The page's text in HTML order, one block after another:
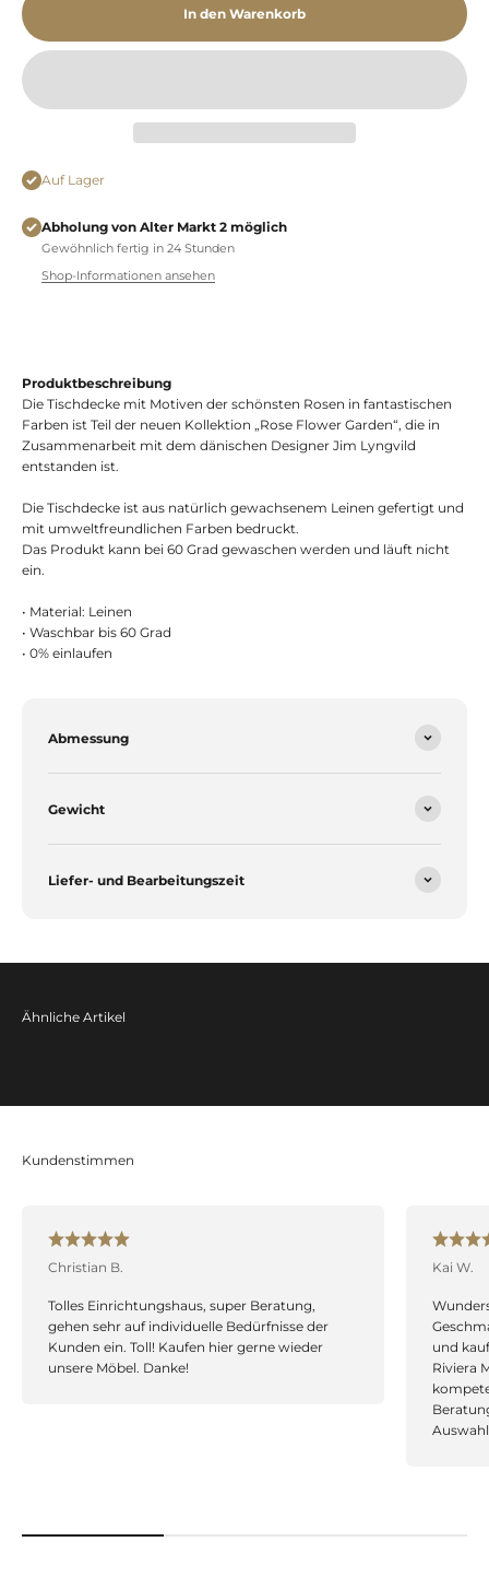
In den Warenkorb
Auf Lager
Abholung von Alter Markt 2 möglich
Gewöhnlich fertig in 24 Stunden
Shop-Informationen ansehen
Produktbeschreibung
Die Tischdecke mit Motiven der schönsten Rosen in fantastischen
Farben ist Teil der neuen Kollektion „Rose Flower Garden“, die in
Zusammenarbeit mit dem dänischen Designer Jim Lyngvild
entstanden ist.
Die Tischdecke ist aus natürlich gewachsenem Leinen gefertigt und
mit umweltfreundlichen Farben bedruckt.
Das Produkt kann bei 60 Grad gewaschen werden und läuft nicht
ein.
• Material: Leinen
• Waschbar bis 60 Grad
• 0% einlaufen
Abmessung
Gewicht
Liefer- und Bearbeitungszeit
Christian B.
Tolles Einrichtungshaus, super Beratung,
gehen sehr auf individuelle Bedürfnisse der
Kunden ein. Toll! Kaufen hier gerne wieder
unsere Möbel. Danke!
Kai W.
und
Riviera